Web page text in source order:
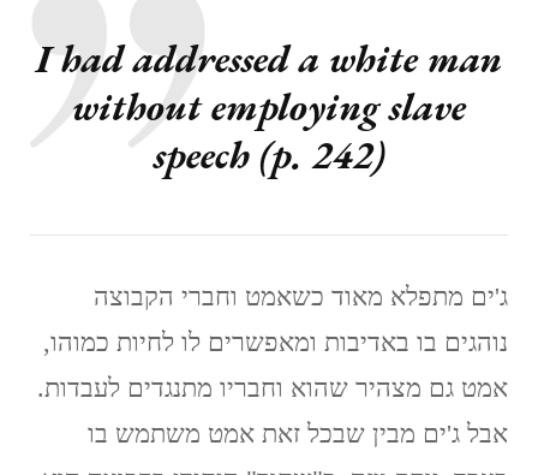
I had addressed a white man
without employing slave
speech (p. 242)
ג'ים מתפלא מאוד כשאמט וחברי הקבוצה
נוהגים בו באדיבות ומאפשרים לו לחיות כמוהו,
אמט גם מצהיר שהוא וחבריו מתנגדים לעבדות.
אבל ג'ים מבין שבכל זאת אמט משתמש בו